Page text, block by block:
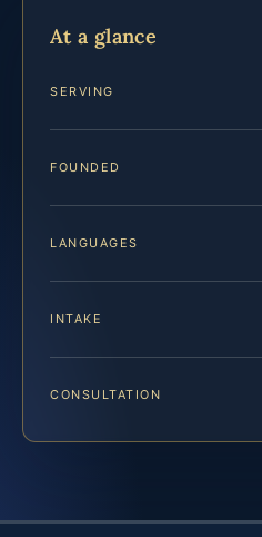
At a glance
SERVING
FOUNDED
LANGUAGES
INTAKE
CONSULTATION